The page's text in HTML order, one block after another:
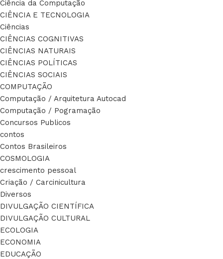
Ciência da Computação
CIÊNCIA E TECNOLOGIA
Ciências
CIÊNCIAS COGNITIVAS
CIÊNCIAS NATURAIS
CIÊNCIAS POLÍTICAS
CIÊNCIAS SOCIAIS
COMPUTAÇÃO
Computação / Arquitetura Autocad
Computação / Pogramação
Concursos Publicos
contos
Contos Brasileiros
COSMOLOGIA
crescimento pessoal
Criação / Carcinicultura
Diversos
DIVULGAÇÃO CIENTÍFICA
DIVULGAÇÃO CULTURAL
ECOLOGIA
ECONOMIA
EDUCAÇÃO